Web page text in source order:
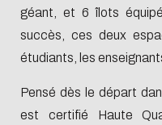
géant, et 6 îlots
succès, ces deux
étudiants, les
Pensé dès le départ
est certifié Haute